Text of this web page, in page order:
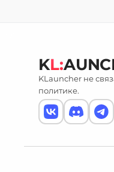
KL:
KLauncher не
политике.